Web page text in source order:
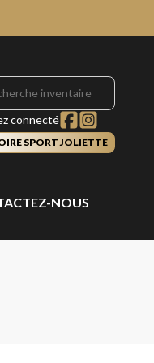
connecté
SPORT JOLIETTE
NOUS